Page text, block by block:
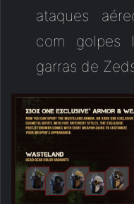
ataques
com golpes
garras de